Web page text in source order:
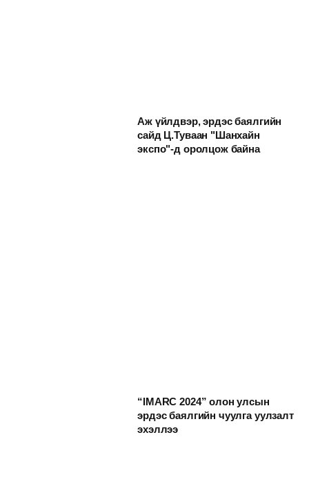
Аж үйлдвэр, эрдэс баялгийн
сайд Ц.Туваан "Шанхайн
экспо"-д оролцож байна
“IMARC 2024” олон улсын
эрдэс баялгийн чуулга уулзалт
эхэллээ